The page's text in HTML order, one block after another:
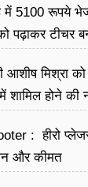
में 5100 रूपये
पढ़ाकर टीचर
आशीष मिश्रा
शामिल होने की
: हीरो
और कीमत